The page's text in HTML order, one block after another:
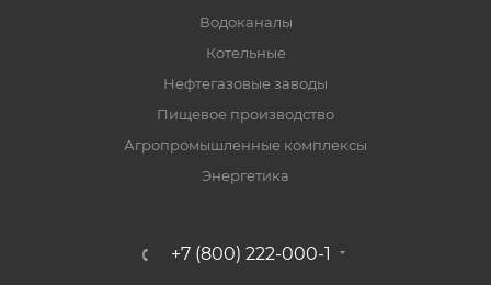
Водоканалы
Котельные
Нефтегазовые заводы
Пищевое производство
Агропромышленные комплексы
Энергетика
+7 (800) 222-000-1